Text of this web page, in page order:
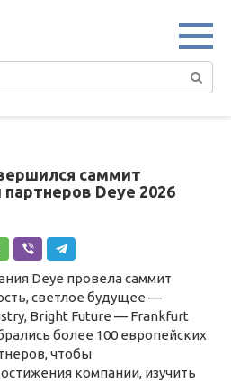
саммит
Deye 2026
Deye провела саммит
светлое будущее —
Bright Future — Frankfurt
более 100 европейских
чтобы
компании, изучить